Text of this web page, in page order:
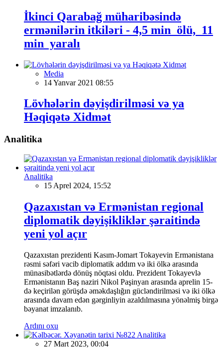
İkinci Qarabağ müharibəsində
ermənilərin itkiləri - 4,5 min ölü, 11
min yaralı
Media
14 Yanvar 2021 08:55
Lövhələrin dəyişdirilməsi və ya
Həqiqətə Xidmət
Analitika
Analitika
15 Aprel 2024, 15:52
Qazaxıstan və Ermənistan regional
diplomatik dəyişikliklər şəraitində
yeni yol açır
Qazaxıstan prezidenti Kasım-Jomart Tokayevin Ermənistana
rəsmi səfəri vacib diplomatik addım və iki ölkə arasında
münasibətlərdə dönüş nöqtəsi oldu. Prezident Tokayevlə
Ermənistanın Baş naziri Nikol Paşinyan arasında aprelin 15-
də keçirilən görüşdə əməkdaşlığın gücləndirilməsi və iki ölkə
arasında davam edən gərginliyin azaldılmasına yönəlmiş birgə
bəyanat imzalanıb.
Ardını oxu
Analitika
27 Mart 2023, 00:04